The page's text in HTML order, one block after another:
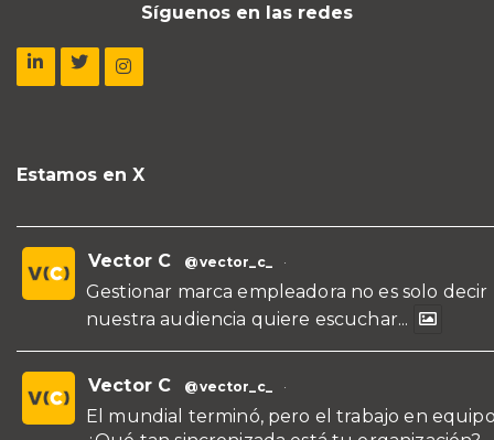
Síguenos en las redes
Estamos en X
Vector C @vector_c_ ·
Gestionar marca empleadora no es solo
nuestra audiencia quiere escuchar...
Vector C @vector_c_ ·
El mundial terminó, pero el trabajo en